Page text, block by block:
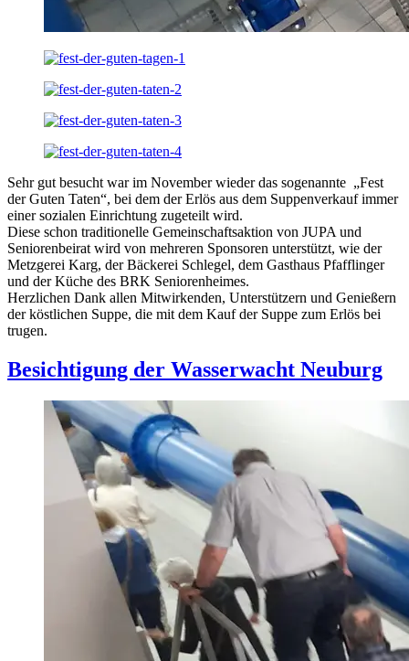
Sehr gut besucht war im November wieder das sogenannte „Fest
der Guten Taten“, bei dem der Erlös aus dem Suppenverkauf immer
einer sozialen Einrichtung zugeteilt wird.
Diese schon traditionelle Gemeinschaftsaktion von JUPA und
Seniorenbeirat wird von mehreren Sponsoren unterstützt, wie der
Metzgerei Karg, der Bäckerei Schlegel, dem Gasthaus Pfafflinger
und der Küche des BRK Seniorenheimes.
Herzlichen Dank allen Mitwirkenden, Unterstützern und Genießern
der köstlichen Suppe, die mit dem Kauf der Suppe zum Erlös bei
trugen.
Besichtigung der Wasserwacht Neuburg